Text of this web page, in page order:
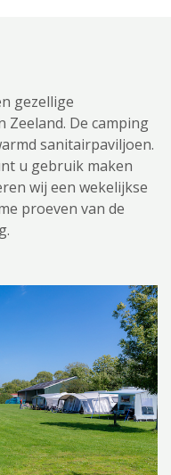
gezellige
Zeeland. De camping
sanitairpaviljoen.
u gebruik maken
wij een wekelijkse
proeven van de